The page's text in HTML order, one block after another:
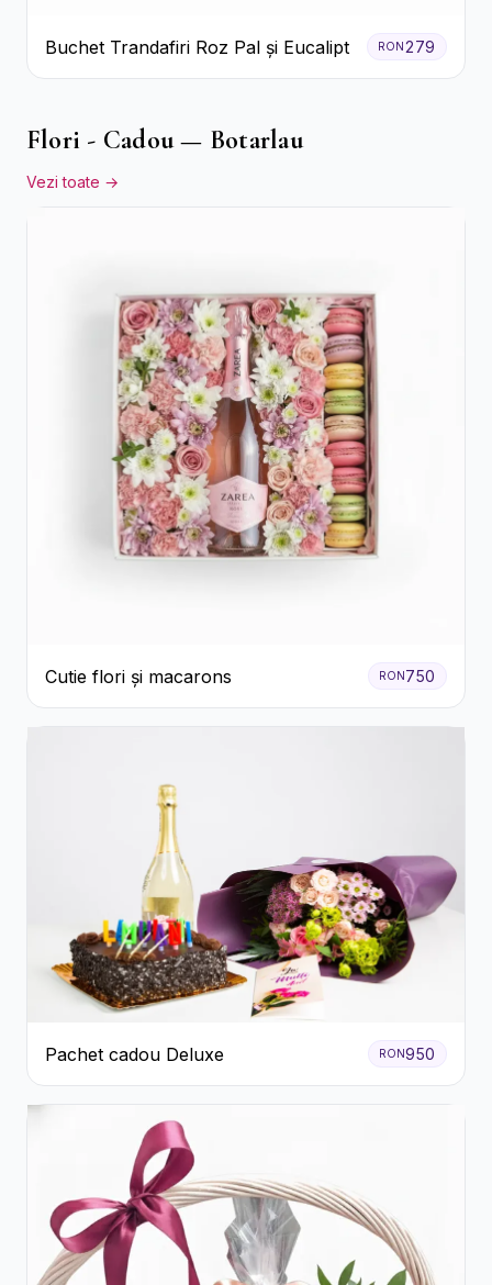
Buchet Trandafiri Roz Pal și Eucalipt RON279
Flori - Cadou — Botarlau
Vezi toate →
Cutie flori și macarons RON750
Pachet cadou Deluxe RON950